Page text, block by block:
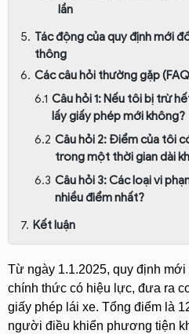
lần
Tác động của quy định mới
thông
Các câu hỏi thường gặp
Câu hỏi 1: Nếu tôi bị trừ
lấy giấy phép mới không?
Câu hỏi 2: Điểm của tôi
trong một thời gian dài
Câu hỏi 3: Các loại vi
nhiều điểm nhất?
Kết luận
Từ ngày 1.1.2025, quy định
chính thức có hiệu lực, đưa ra
giấy phép lái xe. Tổng điểm là
người điều khiển phương tiện